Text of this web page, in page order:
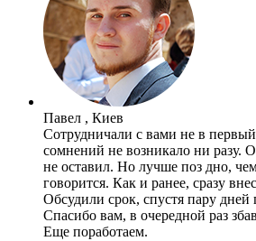
Павел , Киев
Сотрудничали с вами не в
сомнений не возникало ни разу.
не оставил. Но лучше поз дно,
говорится. Как и ранее, сразу
Обсудили срок, спустя пару дней
Спасибо вам, в очередной раз
Еще поработаем.